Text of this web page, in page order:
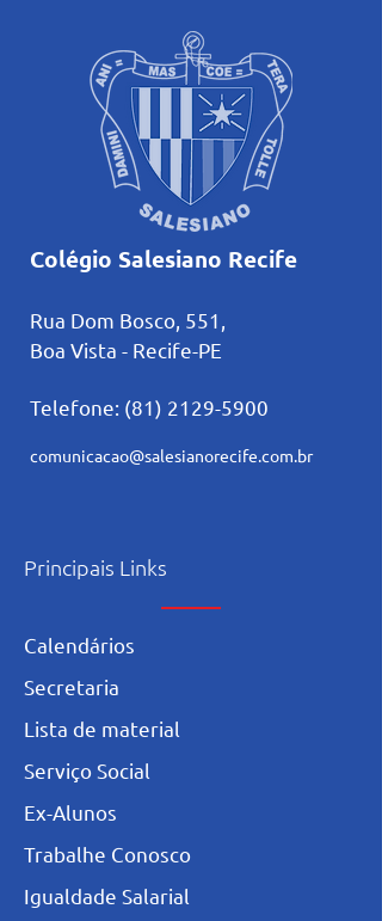
Colégio Salesiano Recife
Rua Dom Bosco, 551,
Boa Vista - Recife-PE
Telefone: (81) 2129-5900
comunicacao@salesianorecife.com.br
Principais Links
Calendários
Secretaria
L ista de material
Serviço Social
Ex-Alunos
Trabalhe Conosco
Igualdade Salarial